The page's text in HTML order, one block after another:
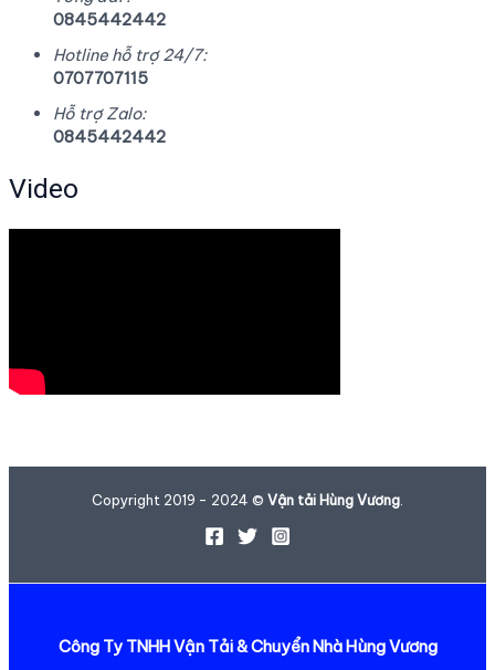
0845442442
Hotline hỗ trợ 24/7:
0707707115
Hỗ trợ Zalo:
0845442442
Video
Copyright 2019 - 2024 © Vận tải Hùng Vương.
Công Ty TNHH Vận Tải & Chuyển Nhà Hùng Vương